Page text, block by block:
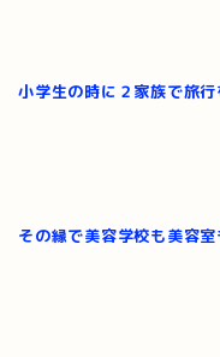
小学生の時に２家族で旅行
その縁で美容学校も美容室